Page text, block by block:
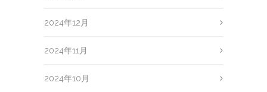
2024年12月
2024年11月
2024年10月